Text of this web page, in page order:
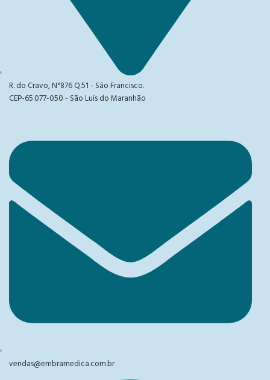
R. do Cravo, N°876 Q.51 - São Francisco.
CEP-65.077-050 - São Luís do Maranhão
vendas@embramedica.com.br